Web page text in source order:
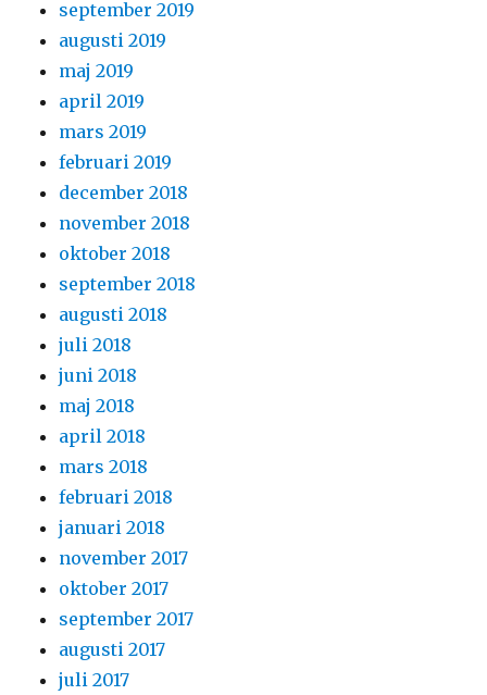
september 2019
augusti 2019
maj 2019
april 2019
mars 2019
februari 2019
december 2018
november 2018
oktober 2018
september 2018
augusti 2018
juli 2018
juni 2018
maj 2018
april 2018
mars 2018
februari 2018
januari 2018
november 2017
oktober 2017
september 2017
augusti 2017
juli 2017